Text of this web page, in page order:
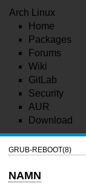
Arch Linux
Home
Packages
Forums
Wiki
GitLab
Security
AUR
Download
GRUB-REBOOT(8)
NAMN